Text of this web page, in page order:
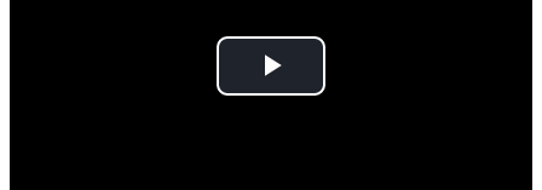
Play